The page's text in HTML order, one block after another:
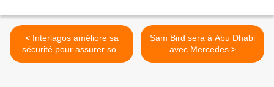
< Interlagos améliore sa
sécurité pour assurer son
avenir
Sam Bird sera à Abu Dhabi
avec Mercedes >